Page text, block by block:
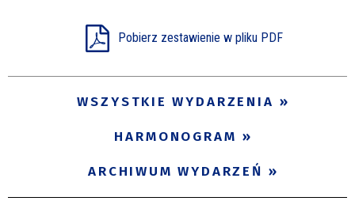
Pobierz zestawienie w pliku PDF
WSZYSTKIE WYDARZENIA
HARMONOGRAM
ARCHIWUM WYDARZEŃ